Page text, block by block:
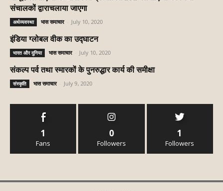
संचालकों द्वाराचलाया जाएगा
अर्थव्यवस्था भास समाचार July 10, 2020
इंडिया ग्लोबल वीक का उद्घाटन
भारत और दुनिया भास समाचार July 10, 2020
संकल्प पर्व तथा स्मारकों के पुनरुद्धार कार्य की समीक्षा
संस्‍कृति भास समाचार July 9, 2020
1
Fans
0
Followers
1
Followers